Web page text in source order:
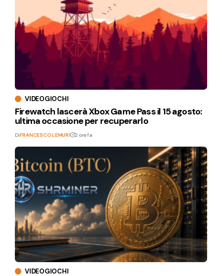
VIDEOGIOCHI
Firewatch lascerà Xbox Game Pass il 15 agosto:
ultima occasione per recuperarlo
DiFRANCESCO LEMURI 2 ore fa
VIDEOGIOCHI